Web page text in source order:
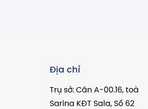
Địa chỉ
Trụ sở: Căn A-00.16, toà
Sarina KĐT Sala, Số 62